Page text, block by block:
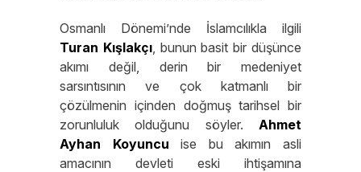
Osmanlı Dönemi’nde İslamcılıkla ilgili
Turan Kışlakçı, bunun basit bir düşünce
akımı değil, derin bir medeniyet
sarsıntısının ve çok katmanlı bir
çözülmenin içinden doğmuş tarihsel bir
zorunluluk olduğunu söyler. Ahmet
Ayhan
Koyuncu ise bu akımın asli
amacının devleti eski ihtişamına